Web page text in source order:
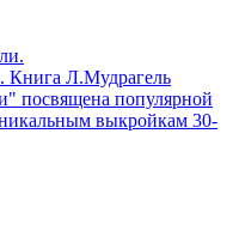
Книга Л.Мудрагель
посвящена популярной
выкройкам 30-